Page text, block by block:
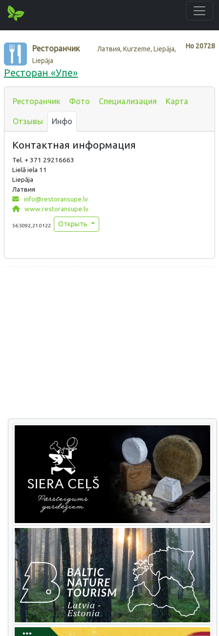
Нo 20728
Ресторанчик
Латвия, Kurzeme, Liepāja,
Liepāja
Ресторан «Упе»
Ресторанчик Фото Специализация Карта
Отзывы Инфо
Контактная информация
Tel. + 371 29216663
Lielā iela 11
Liepāja
Латвия
info@restoransupe.lv
www.restoransupe.lv
56.5092,21.0122 Открыть